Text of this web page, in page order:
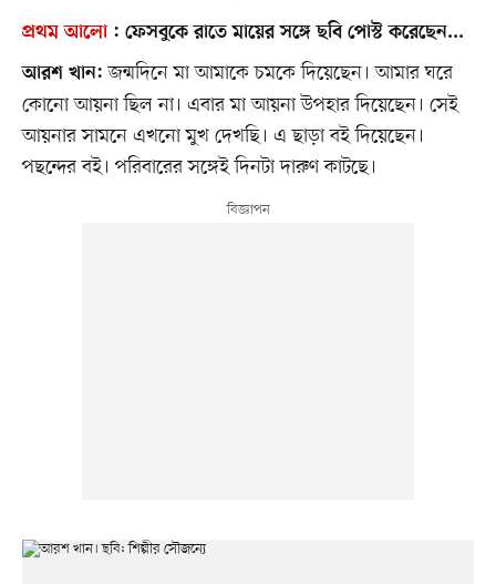
প্রথম আলো: ফেসবুকে রাতে মায়ের সঙ্গে ছবি পোস্ট করেছেন...
আরশ খান:জন্মদিনে মা আমাকে চমকে দিয়েছেন। আমার ঘরে
কোনো আয়না ছিল না। এবার মা আয়না উপহার দিয়েছেন। সেই
আয়নার সামনে এখনো মুখ দেখছি। এ ছাড়া বই দিয়েছেন।
পছন্দের বই। পরিবারের সঙ্গেই দিনটা দারুণ কাটছে।